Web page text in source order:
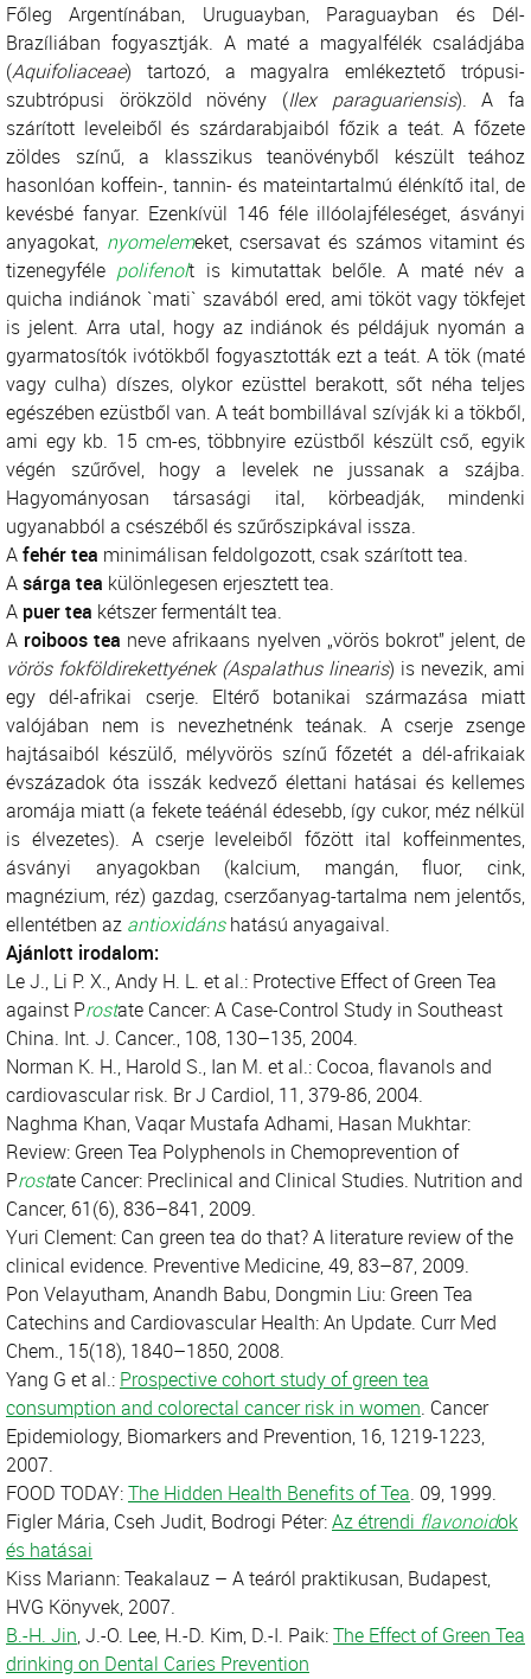
Főleg Argentínában, Uruguayban, Paraguayban és Dél-
Brazíliában fogyasztják. A maté a magyalfélék családjába
(Aquifoliaceae) tartozó, a magyalra emlékeztető trópusi-
szubtrópusi örökzöld növény (Ilex paraguariensis). A fa
szárított leveleiből és szárdarabjaiból főzik a teát. A főzete
zöldes színű, a klasszikus teanövényből készült teához
hasonlóan koffein-, tannin- és mateintartalmú élénkítő ital, de
kevésbé fanyar. Ezenkívül 146 féle illóolajféleséget, ásványi
anyagokat, nyomelemeket, csersavat és számos vitamint és
tizenegyféle polifenolt is kimutattak belőle. A maté név a
quicha indiánok `mati` szavából ered, ami tököt vagy tökfejet
is jelent. Arra utal, hogy az indiánok és példájuk nyomán a
gyarmatosítók ivótökből fogyasztották ezt a teát. A tök (maté
vagy culha) díszes, olykor ezüsttel berakott, sőt néha teljes
egészében ezüstből van. A teát bombillával szívják ki a tökből,
ami egy kb. 15 cm-es, többnyire ezüstből készült cső, egyik
végén szűrővel, hogy a levelek ne jussanak a szájba.
Hagyományosan társasági ital, körbeadják, mindenki
ugyanabból a csészéből és szűrőszipkával issza.
Afehér tea minimálisan feldolgozott, csak szárított tea.
Asárga tea különlegesen erjesztett tea.
A puer tea kétszer fermentált tea.
A roiboos tea neve afrikaans nyelven „vörös bokrot” jelent, de
vörös fokföldirekettyének (Aspalathus linearis) is nevezik, ami
egy dél-afrikai cserje. Eltérő botanikai származása miatt
valójában nem is nevezhetnénk teának. A cserje zsenge
hajtásaiból készülő, mélyvörös színű főzetét a dél-afrikaiak
évszázadok óta isszák kedvező élettani hatásai és kellemes
aromája miatt (a fekete teáénál édesebb, így cukor, méz nélkül
is élvezetes). A cserje leveleiből főzött ital koffeinmentes,
ásványi anyagokban (kalcium, mangán, fluor, cink,
magnézium, réz) gazdag, cserzőanyag-tartalma nem jelentős,
ellentétben az antioxidánshatású anyagaival.
Ajánlott irodalom:
Le J., Li P. X., Andy H. L. et al.: Protective Effect of Green Tea
against Prostate Cancer: A Case-Control Study in Southeast
China. Int. J. Cancer., 108, 130–135, 2004.
Norman K. H., Harold S., Ian M. et al.: Cocoa, flavanols and
cardiovascular risk. Br J Cardiol, 11, 379-86, 2004.
Naghma Khan, Vaqar Mustafa Adhami, Hasan Mukhtar:
Review: Green Tea Polyphenols in Chemoprevention of
Prostate Cancer: Preclinical and Clinical Studies. Nutrition and
Cancer, 61(6), 836–841, 2009.
Yuri Clement: Can green tea do that? A literature review of the
clinical evidence. Preventive Medicine, 49, 83–87, 2009.
Pon Velayutham, Anandh Babu, Dongmin Liu: Green Tea
Catechins and Cardiovascular Health: An Update. Curr Med
Chem., 15(18), 1840–1850, 2008.
Yang G et al.: Prospective cohort study of green tea
consumption and colorectal cancer risk in women. Cancer
Epidemiology, Biomarkers and Prevention, 16, 1219-1223,
2007.
FOOD TODAY:The Hidden Health Benefits of Tea. 09, 1999.
Figler Mária, Cseh Judit, Bodrogi Péter:Az étrendi flavonoidok
és hatásai
Kiss Mariann: Teakalauz – A teáról praktikusan, Budapest,
HVG Könyvek, 2007.
B.-H. Jin, J.-O. Lee, H.-D. Kim, D.-I. Paik:The Effect of Green Tea
drinking on Dental Caries Prevention